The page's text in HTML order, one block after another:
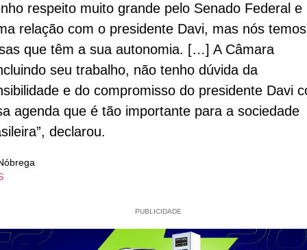
respeito muito grande pelo Senado Federal e
relação com o presidente Davi, mas nós
que têm a sua autonomia. […] A Câmara
seu trabalho, não tenho dúvida da
e do compromisso do presidente Davi
agenda que é tão importante para a sociedade
declarou.
PUBLICIDADE